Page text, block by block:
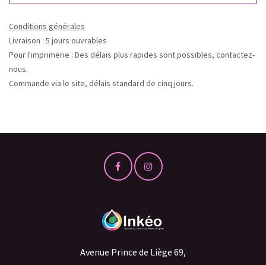
Conditions générales
Livraison : 5 jours ouvrables
Pour l'imprimerie : Des délais plus rapides sont possibles, contactez-
nous.
Commande via le site, délais standard de cinq jours.
Avenue Prince de Liège 69,